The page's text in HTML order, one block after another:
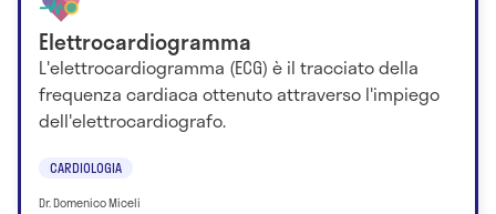
Elettrocardiogramma
L'elettrocardiogramma (ECG) è il tracciato della
frequenza cardiaca ottenuto attraverso l'impiego
dell'elettrocardiografo.
CARDIOLOGIA
Dr. Domenico Miceli